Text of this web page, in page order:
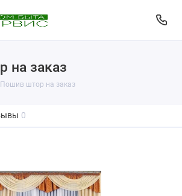
на заказ
Пошив штор на заказ
0